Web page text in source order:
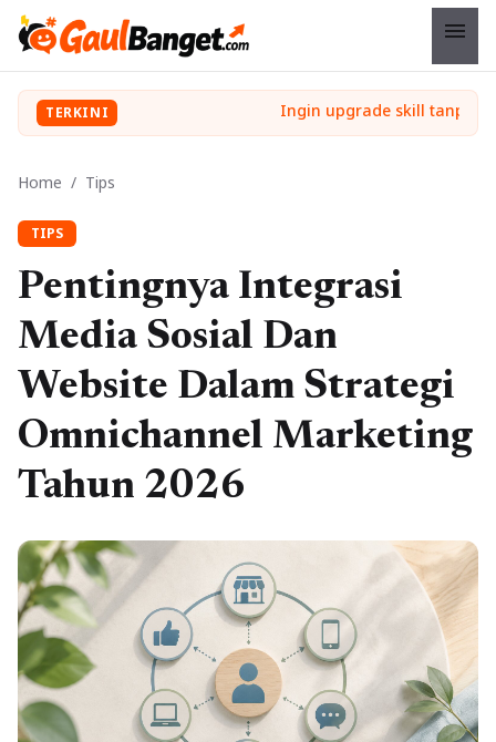
menu
TERKINI
Home / Tips
TIPS
Pentingnya Integrasi
Media Sosial Dan
Website Dalam Strategi
Omnichannel Marketing
Tahun 2026